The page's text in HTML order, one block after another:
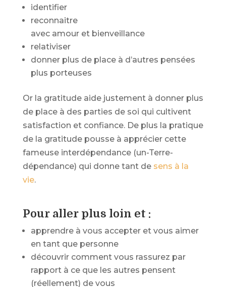
identifier
reconnaitre
avec amour et bienveillance
relativiser
donner plus de place à d’autres pensées
plus porteuses
Or la gratitude aide justement à donner plus
de place à des parties de soi qui cultivent
satisfaction et confiance. De plus la pratique
de la gratitude pousse à apprécier cette
fameuse interdépendance (un-Terre-
dépendance) qui donne tant de sens à la
vie.
Pour aller plus loin et :
apprendre à vous accepter et vous aimer
en tant que personne
découvrir comment vous rassurez par
rapport à ce que les autres pensent
(réellement) de vous